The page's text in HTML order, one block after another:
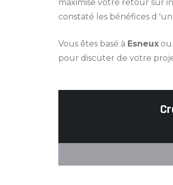
maximise votre retour sur
constaté les bénéfices d
Vous êtes basé à Esneux
pour discuter de votre